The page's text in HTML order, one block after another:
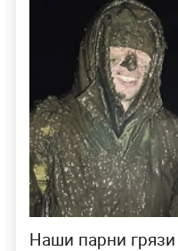
Наши парни